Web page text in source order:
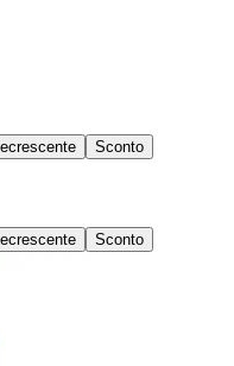
Sconto
Sconto